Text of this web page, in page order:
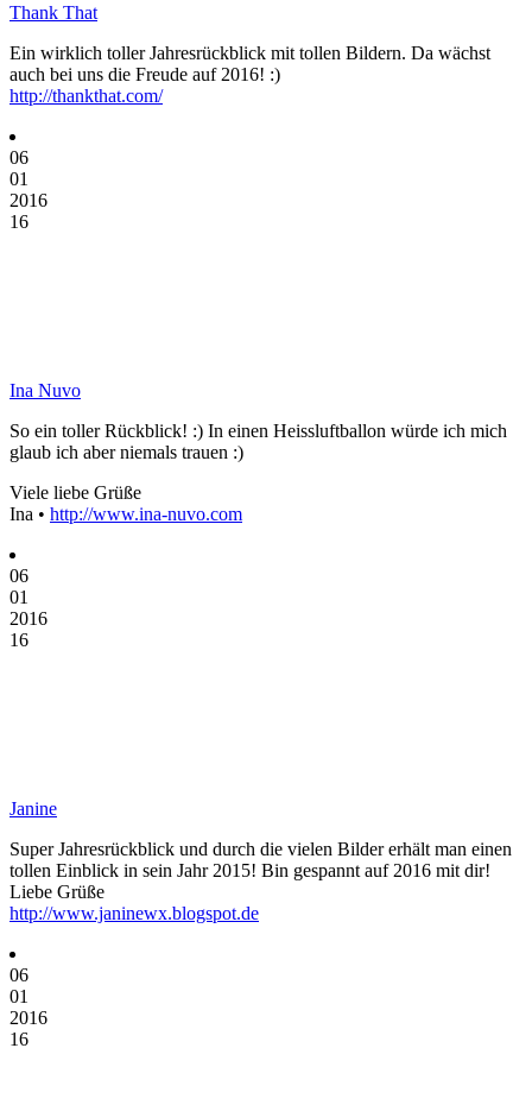
Thank That
Ein wirklich toller Jahresrückblick mit tollen Bildern. Da wächst
auch bei uns die Freude auf 2016! :)
http://thankthat.com/
06
01
2016
16
Ina Nuvo
So ein toller Rückblick! :) In einen Heissluftballon würde ich mich
glaub ich aber niemals trauen :)
Viele liebe Grüße
Ina • http://www.ina-nuvo.com
06
01
2016
16
Janine
Super Jahresrückblick und durch die vielen Bilder erhält man einen
tollen Einblick in sein Jahr 2015! Bin gespannt auf 2016 mit dir!
Liebe Grüße
http://www.janinewx.blogspot.de
06
01
2016
16